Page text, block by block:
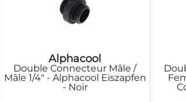
Alphacool
Double Connecteur Mâle /
Mâle 1/4" - Alphacool Eiszapfen
- Noir